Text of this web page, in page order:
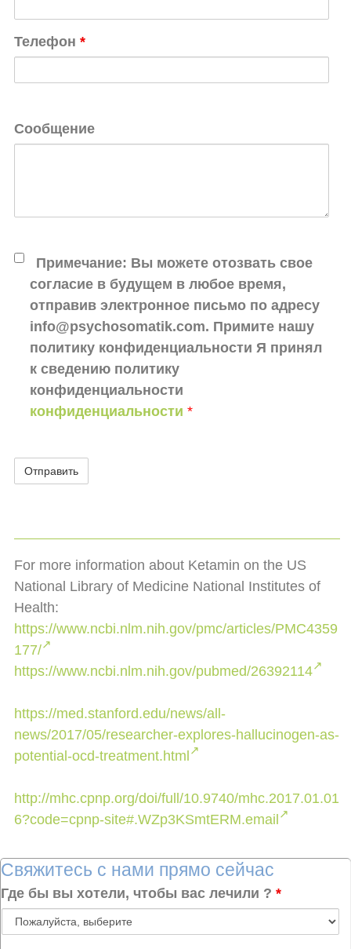
Телефон *
Сообщение
Примечание: Вы можете отозвать свое
согласие в будущем в любое время,
отправив электронное письмо по адресу
info@psychosomatik.com. Примите нашу
политику конфиденциальности Я принял
к сведению политику
конфиденциальности
конфиденциальности *
For more information about Ketamin on the US
National Library of Medicine National Institutes of
Health:
https://www.ncbi.nlm.nih.gov/pmc/articles/PMC4359
177/
https://www.ncbi.nlm.nih.gov/pubmed/26392114
https://med.stanford.edu/news/all-
news/2017/05/researcher-explores-hallucinogen-as-
potential-ocd-treatment.html
http://mhc.cpnp.org/doi/full/10.9740/mhc.2017.01.01
6?code=cpnp-site#.WZp3KSmtERM.email
Свяжитесь с нами прямо сейчас
Где бы вы хотели, чтобы вас лечили ? *